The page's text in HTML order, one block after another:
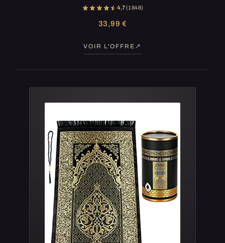
4,7(1 848)
33,99 €
VOIR L'OFFRE